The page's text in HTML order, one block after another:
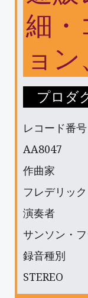
細・
ョ
プロダ
レコード番号
AA8047
作曲家
フレデリッ
演奏者
サンソン・
録音種別
STEREO